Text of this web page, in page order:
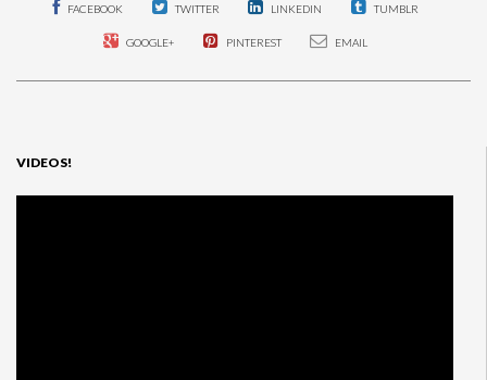
FACEBOOK TWITTER LINKEDIN TUMBLR
GOOGLE+ PINTEREST EMAIL
VIDEOS!